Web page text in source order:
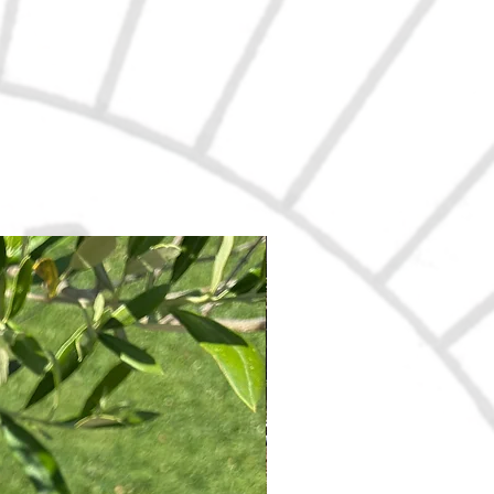
Nouveau